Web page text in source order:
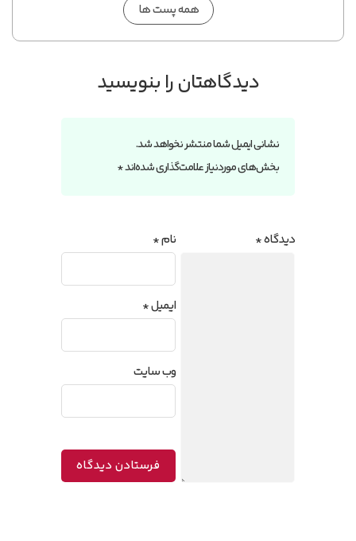
همه پست ها
دیدگاهتان را بنویسید
نشانی ایمیل شما منتشر نخواهد شد.
بخش‌های موردنیاز علامت‌گذاری شده‌اند*
دیدگاه* نام*
ایمیل*
وب‌ سایت